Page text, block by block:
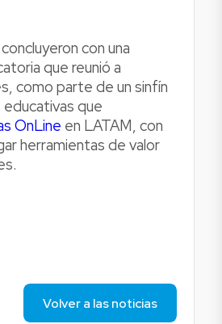
con una
que reunió a
como parte de un sinfín
que
OnLine en LATAM, con
herramientas de valor
Volver a las noticias